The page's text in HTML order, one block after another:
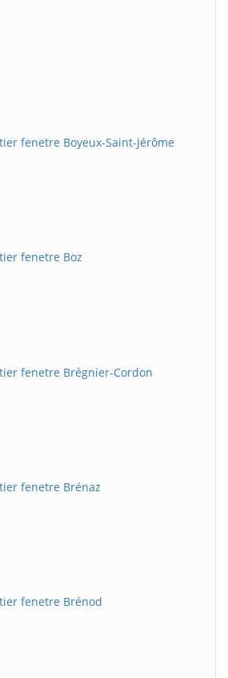
fenetre Boyeux-Saint-Jérôme
fenetre Boz
fenetre Brégnier-Cordon
fenetre Brénaz
fenetre Brénod